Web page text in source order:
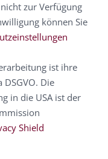
zur Verfügung
können Sie
ist ihre
Die
in die USA ist der
Shield